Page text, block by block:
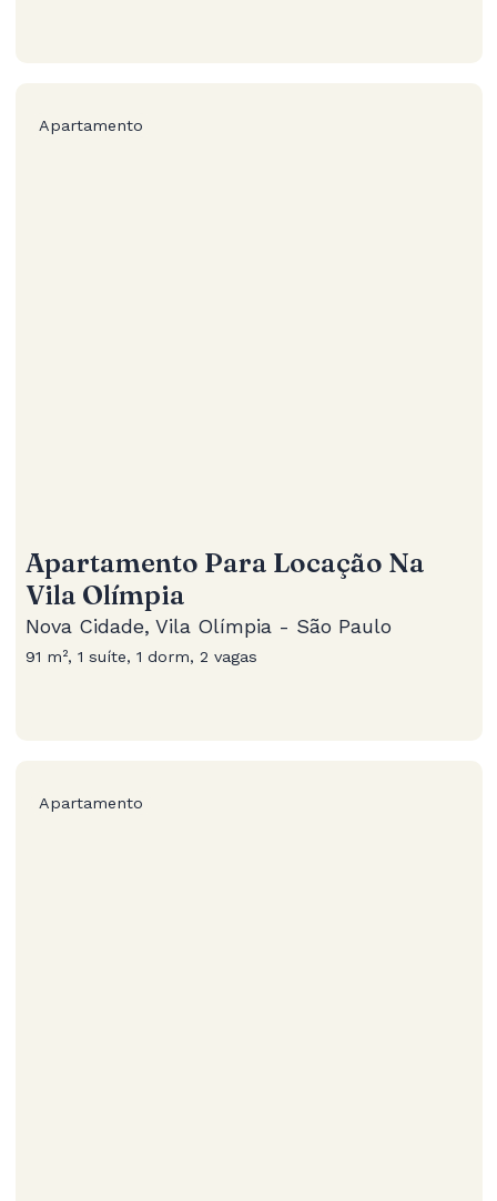
Apartamento
Apartamento Para Locação Na
Vila Olímpia
Nova Cidade, Vila Olímpia - São Paulo
91 m², 1 suíte, 1 dorm, 2 vagas
Apartamento